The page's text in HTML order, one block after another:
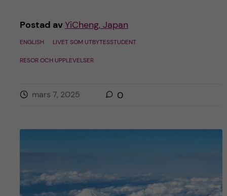
Postad avYiCheng, Japan
ENGLISH LIVET SOM UTBYTESSTUDENT
RESOR OCH UPPLEVELSER
mars 7, 2025 0